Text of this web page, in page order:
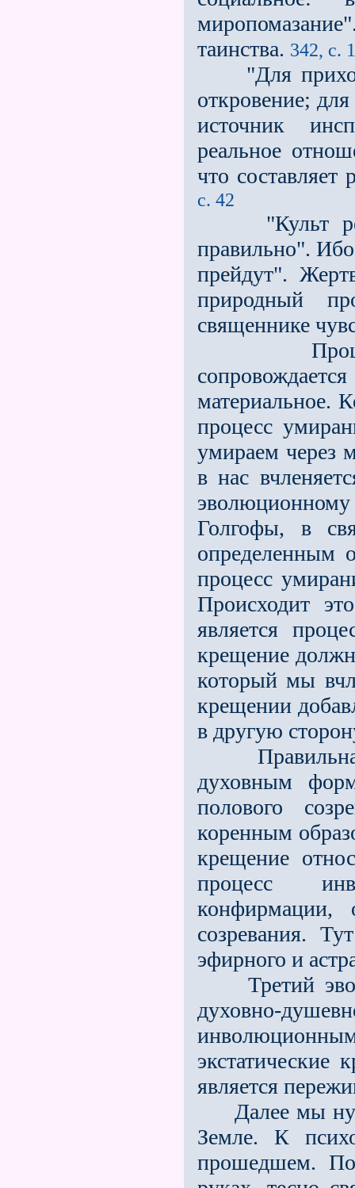
таинства. 342, с.
"Для
откровение;
источник
реальное
что составляет
с. 42
"Культ
правильно".
прейдут".
природный
священнике
Процесс
материальное.
процесс
умираем через
в нас
Голгофы, в
определенным
процесс
Происходит
является
крещение
который мы
крещении
в другую
Правильная
духовным
полового
коренным
крещение
процесс
конфирмации,
созревания.
эфирного и
Третий
духовно-
экстатические
является
Далее мы
Земле. К
прошедшем.